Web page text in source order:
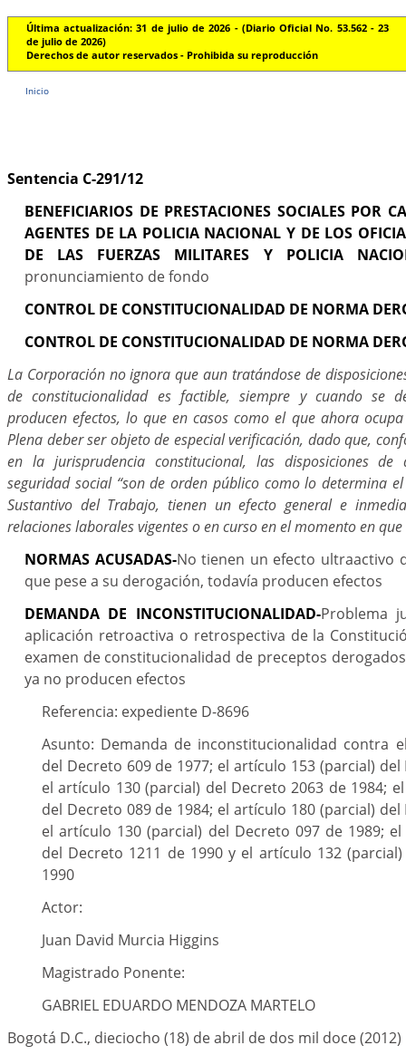
Última actualización: 31 de julio de 2026 - (Diario Oficial No. 53.562 - 23
de julio de 2026)
Derechos de autor reservados - Prohibida su reproducción
Inicio
Sentencia C-291/12
BENEFICIARIOS DE PRESTACIONES SOCIALES POR
AGENTES DE LA POLICIA NACIONAL Y DE LOS
DE LAS FUERZAS MILITARES Y POLICIA
pronunciamiento de fondo
CONTROL DE CONSTITUCIONALIDAD DE NORMA
CONTROL DE CONSTITUCIONALIDAD DE NORMA
La Corporación no ignora que aun tratándose de
de constitucionalidad es factible, siempre y cuando se
producen efectos, lo que en casos como el que ahora
Plena deber ser objeto de especial verificación, dado que,
en la jurisprudencia constitucional, las disposiciones
seguridad social “son de orden público como lo determina
Sustantivo del Trabajo, tienen un efecto general e
relaciones laborales vigentes o en curso en el momento en
NORMAS ACUSADAS-No tienen un efecto ultraactivo
que pese a su derogación, todavía producen efectos
DEMANDA DE INCONSTITUCIONALIDAD-Problema
aplicación retroactiva o retrospectiva de la
examen de constitucionalidad de preceptos
ya no producen efectos
Referencia: expediente D-8696
Asunto: Demanda de inconstitucionalidad contra
del Decreto 609 de 1977; el artículo 153 (parcial)
el artículo 130 (parcial) del Decreto 2063 de 1984;
del Decreto 089 de 1984; el artículo 180 (parcial)
el artículo 130 (parcial) del Decreto 097 de 1989;
del Decreto 1211 de 1990 y el artículo 132
1990
Actor:
Juan David Murcia Higgins
Magistrado Ponente:
GABRIEL EDUARDO MENDOZA MARTELO
Bogotá D.C., dieciocho (18) de abril de dos mil doce (2012)